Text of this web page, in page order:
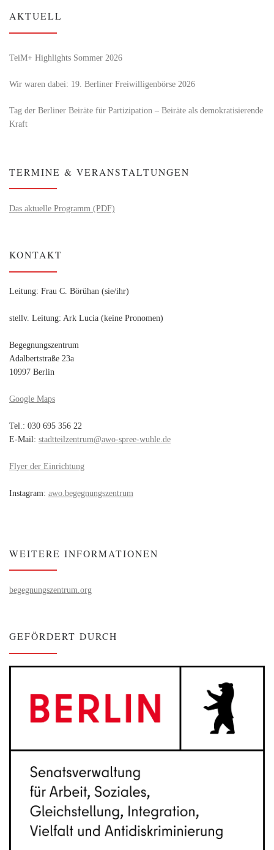
AKTUELL
TeiM+ Highlights Sommer 2026
Wir waren dabei: 19. Berliner Freiwilligenbörse 2026
Tag der Berliner Beiräte für Partizipation – Beiräte als demokratisierende
Kraft
TERMINE & VERANSTALTUNGEN
Das aktuelle Programm (PDF)
KONTAKT
Leitung: Frau C. Börühan (sie/ihr)
stellv. Leitung: Ark Lucia (keine Pronomen)
Begegnungszentrum
Adalbertstraße 23a
10997 Berlin
Google Maps
Tel.: 030 695 356 22
E-Mail: stadtteilzentrum@awo-spree-wuhle.de
Flyer der Einrichtung
Instagram: awo.begegnungszentrum
WEITERE INFORMATIONEN
begegnungszentrum.org
GEFÖRDERT DURCH